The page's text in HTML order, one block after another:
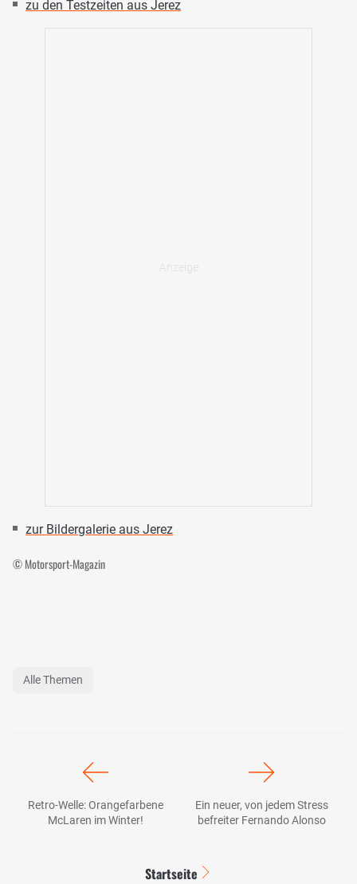
zu den Testzeiten aus Jerez
zur Bildergalerie aus Jerez
© Motorsport-Magazin
Alle Themen
Retro-Welle: Orangefarbene
McLaren im Winter!
Ein neuer, von jedem Stress
befreiter Fernando Alonso
Startseite